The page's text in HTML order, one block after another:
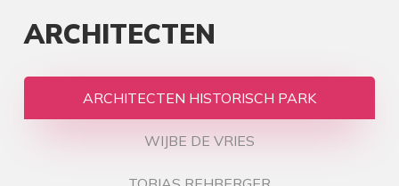
ARCHITECTEN
ARCHITECTEN HISTORISCH PARK
WIJBE DE VRIES